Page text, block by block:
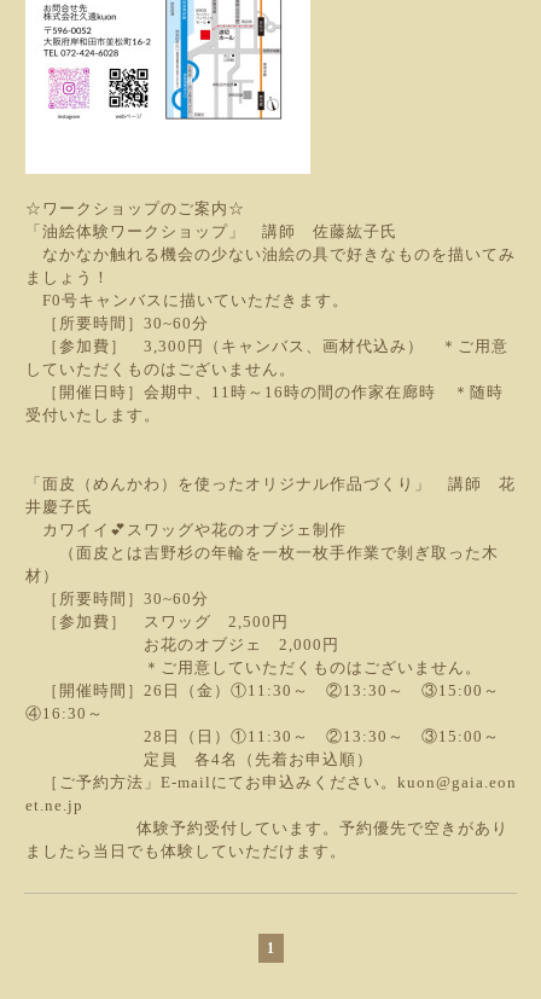
☆ワークショップのご案内☆
「油絵体験ワークショップ」 講師 佐藤紘子氏
なかなか触れる機会の少ない油絵の具で好きなものを描いてみ
ましょう！
F0号キャンバスに描いていただきます。
［所要時間］30~60分
［参加費］ 3,300円（キャンバス、画材代込み） ＊ご用意
していただくものはございません。
［開催日時］会期中、11時～16時の間の作家在廊時 ＊随時
受付いたします。
「面皮（めんかわ）を使ったオリジナル作品づくり」 講師 花
井慶子氏
カワイイ💕スワッグや花のオブジェ制作
（面皮とは吉野杉の年輪を一枚一枚手作業で剝ぎ取った木
材）
［所要時間］30~60分
［参加費］ スワッグ 2,500円
お花のオブジェ 2,000円
＊ご用意していただくものはございません。
［開催時間］26日（金）①11:30～ ②13:30～ ③15:00～
④16:30～
28日（日）①11:30～ ②13:30～ ③15:00～
定員 各4名（先着お申込順）
［ご予約方法」E-mailにてお申込みください。kuon@gaia.eon
et.ne.jp
体験予約受付しています。予約優先で空きがあり
ましたら当日でも体験していただけます。
1